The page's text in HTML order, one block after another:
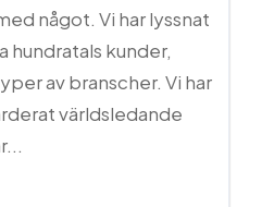
något. Vi har lyssnat
hundratals kunder,
av branscher. Vi har
världsledande